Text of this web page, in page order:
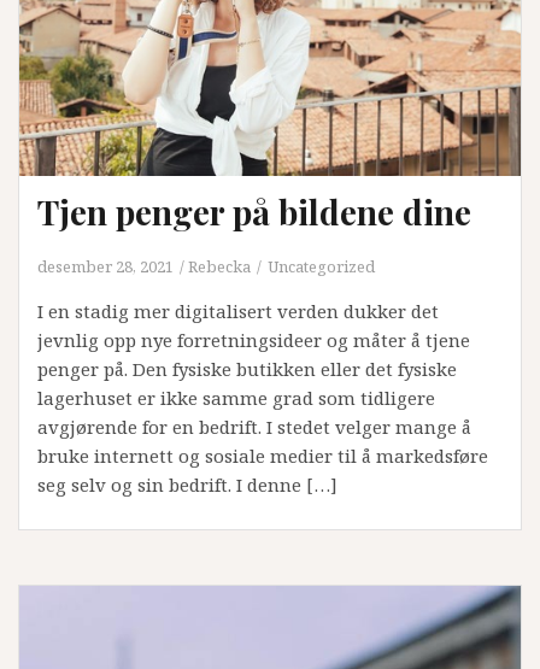
Tjen penger på bildene dine
desember 28, 2021 Rebecka Uncategorized
I en stadig mer digitalisert verden dukker det
jevnlig opp nye forretningsideer og måter å tjene
penger på. Den fysiske butikken eller det fysiske
lagerhuset er ikke samme grad som tidligere
avgjørende for en bedrift. I stedet velger mange å
bruke internett og sosiale medier til å markedsføre
seg selv og sin bedrift. I denne […]